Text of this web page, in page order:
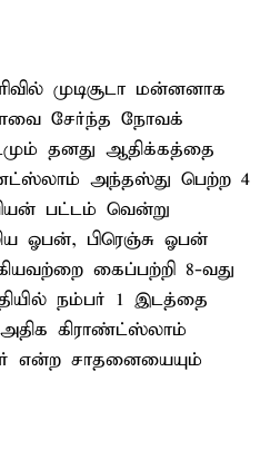
முடிசூடா மன்னனாக
சேர்ந்த நோவக்
தனது ஆதிக்கத்தை
அந்தஸ்து பெற்ற 4
பட்டம் வென்று
ஓபன், பிரெஞ்சு ஓபன்
கைப்பற்றி 8-வது
நம்பர் 1 இடத்தை
கிராண்ட்ஸ்லாம்
என்ற சாதனையையும்